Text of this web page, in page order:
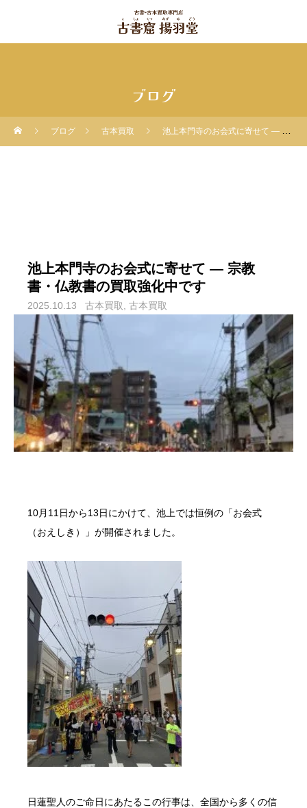
ブログ
ブログ 古本買取 池上本門寺のお会式に寄せて ― 宗教書・仏教書の買取強化中です
池上本門寺のお会式に寄せて ― 宗教
書・仏教書の買取強化中です
2025.10.13 古本買取 古本買取
10月11日から13日にかけて、池上では恒例の「お会式
（おえしき）」が開催されました。
日蓮聖人のご命日にあたるこの行事は、全国から多くの信